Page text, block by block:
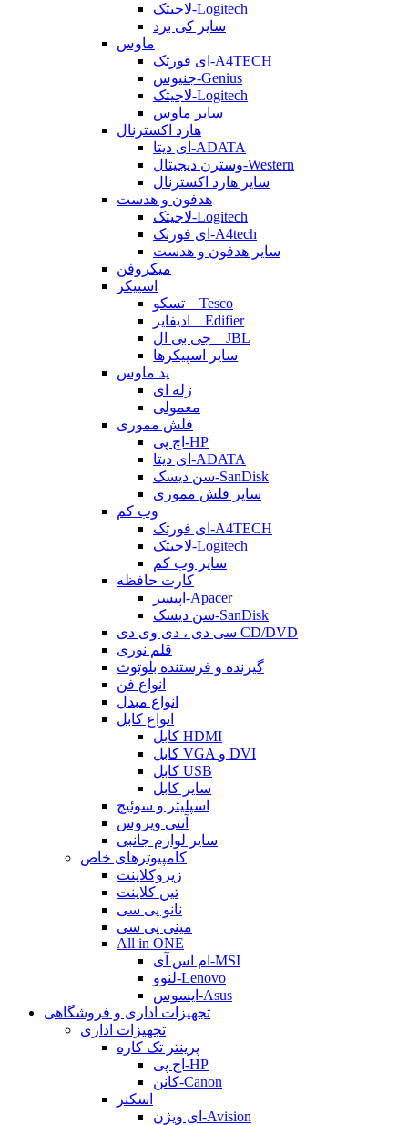
لاجیتک-Logitech
سایر کی برد
ماوس
ای فورتک-A4TECH
جنیوس-Genius
لاجیتک-Logitech
سایر ماوس
هارد اکسترنال
ای دیتا-ADATA
وسترن دیجیتال-Western
سایر هارد اکسترنال
هدفون و هدست
لاجیتک-Logitech
ای فورتک-A4tech
سایر هدفون و هدست
میکروفن
اسپیکر
تسکو _ Tesco
ادیفایر _ Edifier
جی بی ال _ JBL
سایر اسپیکرها
پد ماوس
ژله ای
معمولی
فلش مموری
اچ پی-HP
ای دیتا-ADATA
سن دیسک-SanDisk
سایر فلش مموری
وب کم
ای فورتک-A4TECH
لاجیتک-Logitech
سایر وب کم
کارت حافظه
اپیسر-Apacer
سن دیسک-SanDisk
سی دی ، دی وی دی CD/DVD
قلم نوری
گیرنده و فرستنده بلوتوث
انواع فن
انواع مبدل
انواع کابل
کابل HDMI
کابل VGA و DVI
کابل USB
سایر کابل
اسپلیتر و سوئیچ
آنتی ویروس
سایر لوازم جانبی
کامپیوترهای خاص
زیروکلاینت
تین کلاینت
نانو پی سی
مینی پی سی
All in ONE
ام اس آی-MSI
لنوو-Lenovo
ایسوس-Asus
تجهیزات اداری و فروشگاهی
تجهیزات اداری
پرینتر تک کاره
اچ پی-HP
کانن-Canon
اسکنر
ای ویژن-Avision